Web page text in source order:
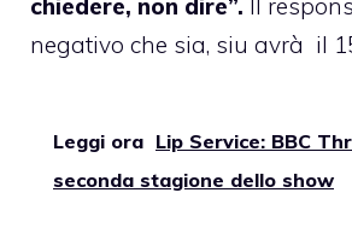
negativo che sia, siu avrà il
Leggi ora Lip Service: BBC
seconda stagione dello show